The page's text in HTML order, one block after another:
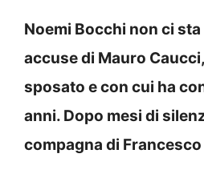
Noemi Bocchi non ci
accuse di Mauro
sposato e con cui ha
anni. Dopo mesi di
compagna di